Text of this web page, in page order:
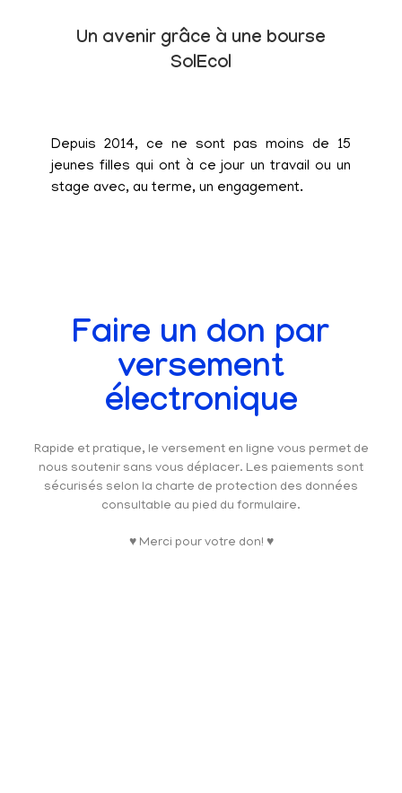
Un avenir grâce à une bourse
SolEcol
Depuis 2014, ce ne sont pas moins de 15
jeunes filles qui ont à ce jour un travail ou un
stage avec, au terme, un engagement.
Faire un don par
versement
électronique
Rapide et pratique, le versement en ligne vous permet de
nous soutenir sans vous déplacer. Les paiements sont
sécurisés selon la charte de protection des données
consultable au pied du formulaire.
♥ Merci pour votre don! ♥